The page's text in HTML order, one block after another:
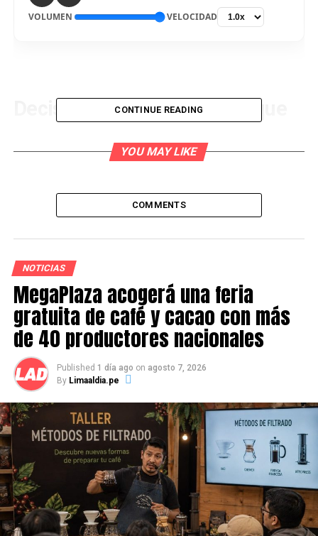
VOLUMEN VELOCIDAD
Decisión se tomó luego de que
un grupo de vándalos
irrumpiese las instalaciones y
obligase a los trabajadores a
abandonar el lugar.
Instituto Peruano de
Economía: cuatro
regiones entrarían en
recesión
A través de un comunicado, la compañía de minas
Buenaventuraanunció quesuspenderá
temporalmentelas operaciones de la mina de plata
Julcani (Huancavelica)
tras la intervención violenta de
un grupo de vándalos en el yacimiento reportada el
último domingo 5 de febrero.
En el mensaje se señaló que los invasores provienen de
CONTINUE READING
YOU MAY LIKE
COMMENTS
NOTICIAS
MegaPlaza acogerá una feria
gratuita de café y cacao con más
de 40 productores nacionales
Published 1 día ago on agosto 7, 2026
By Limaaldia.pe